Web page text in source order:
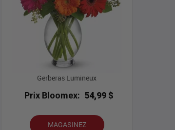
Gerberas Lumineux
Prix Bloomex: 54,99 $
MAGASINEZ